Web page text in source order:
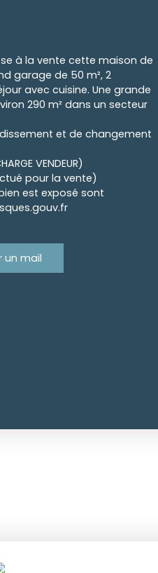
à la vente cette maison de
garage de 50 m², 2
avec cuisine. Une grande
290 m² dans un secteur
et de changement
VENDEUR)
pour la vente)
est exposé sont
un mail